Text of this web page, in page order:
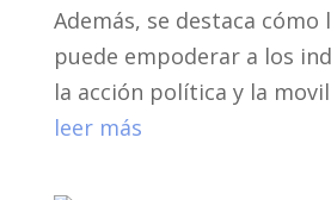
Además, se destaca
puede empoderar a los
la acción política y la
leer más